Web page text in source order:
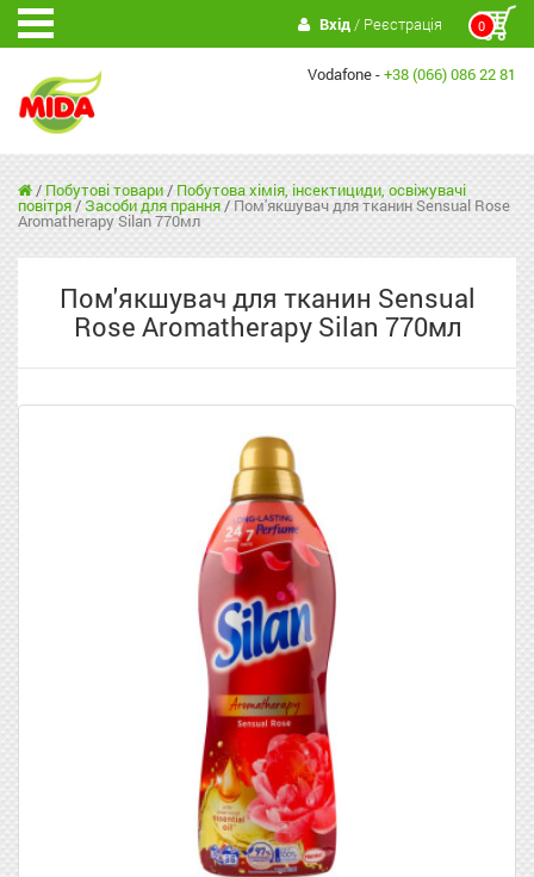
0
Вхід/ Реєстрація
Vodafone -+38 (066) 086 22 81
/ Побутові товари/ Побутова хімія, інсектициди, освіжувачі
повітря/Засоби для прання/ Пом'якшувач для тканин Sensual Rose
Aromatherapy Silan 770мл
Пом'якшувач для тканин Sensual
Rose Aromatherapy Silan 770мл